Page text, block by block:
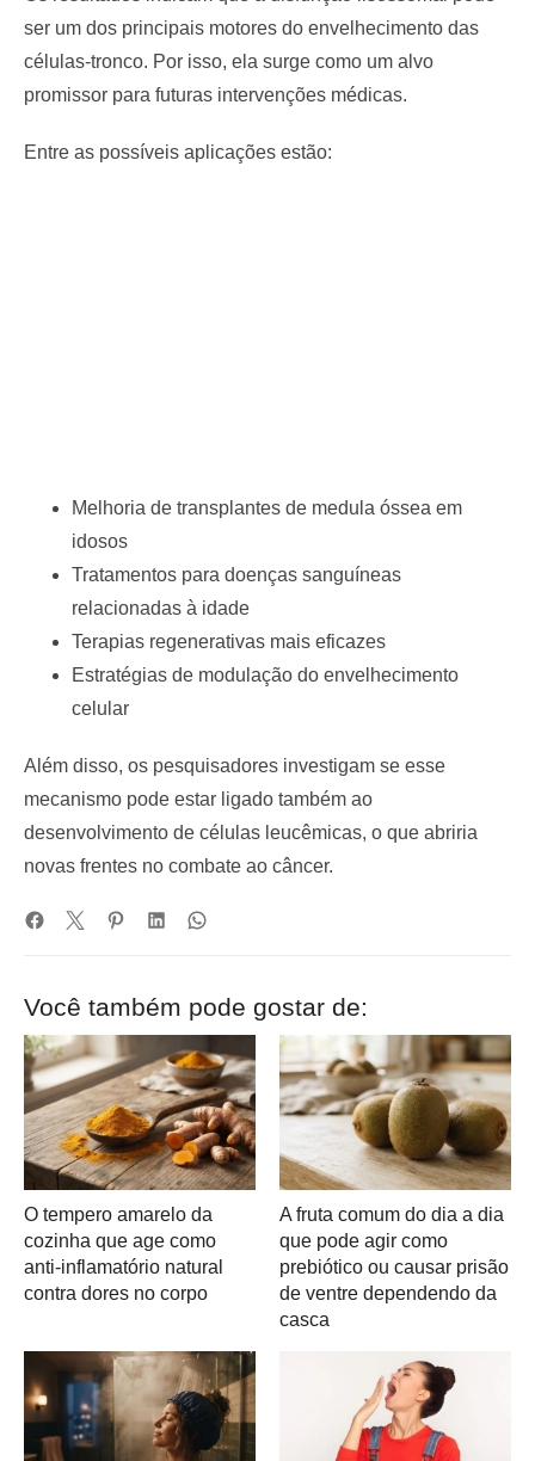
ser um dos principais motores do envelhecimento das
células-tronco. Por isso, ela surge como um alvo
promissor para futuras intervenções médicas.
Entre as possíveis aplicações estão:
Melhoria de transplantes de medula óssea em
idosos
Tratamentos para doenças sanguíneas
relacionadas à idade
Terapias regenerativas mais eficazes
Estratégias de modulação do envelhecimento
celular
Além disso, os pesquisadores investigam se esse
mecanismo pode estar ligado também ao
desenvolvimento de células leucêmicas, o que abriria
novas frentes no combate ao câncer.
Você também pode gostar de:
O tempero amarelo da
cozinha que age como
anti-inflamatório natural
contra dores no corpo
A fruta comum do dia a dia
que pode agir como
prebiótico ou causar prisão
de ventre dependendo da
casca